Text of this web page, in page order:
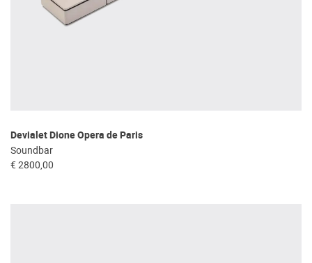
Devialet Dione Opera de Paris
Soundbar
€ 2800,00